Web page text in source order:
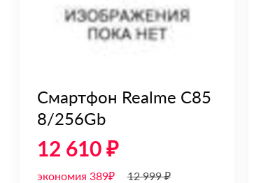
Смартфон Realme C85
8/256Gb
12 610 ₽
экономия 389₽ 12 999 ₽